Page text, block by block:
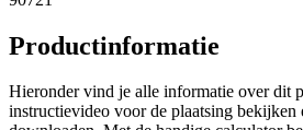
Productinformatie
Hieronder vind je alle informatie over dit
instructievideo voor de plaatsing bekijken